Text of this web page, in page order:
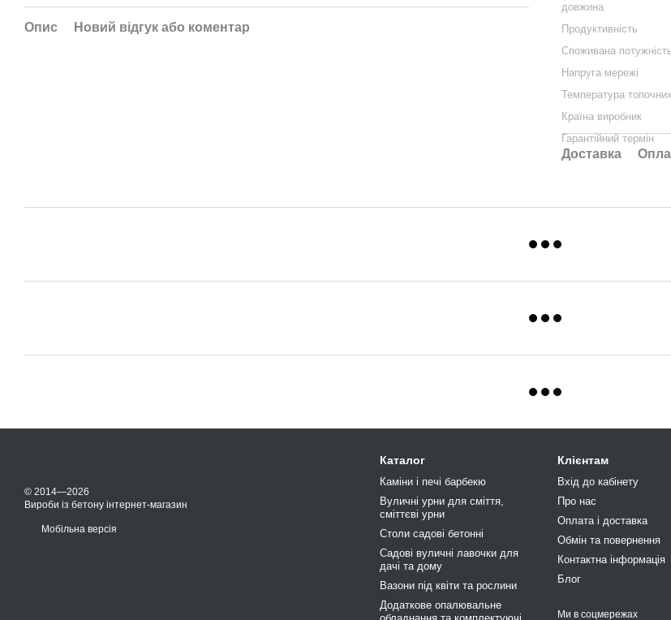
Опис Новий відгук або коментар
довжина
Продуктивність
Споживана потужність
Напруга мережі
Температура
Країна виробник
Гарантійний термін
Доставка
© 2014—2026
Вироби із бетону інтернет-магазин
Мобільна версія
Каталог
Каміни і печі барбекю
Вуличні урни для сміття,
сміттєві урни
Столи садові бетонні
Cадові вуличні лавочки для
дачі та дому
Вазони під квіти та рослини
Додаткове опалювальне
Клієнтам
Вхід до кабінету
Про нас
Оплата і доставка
Обмін та повернення
Контактна інформація
Блог
Ми в соцмережах